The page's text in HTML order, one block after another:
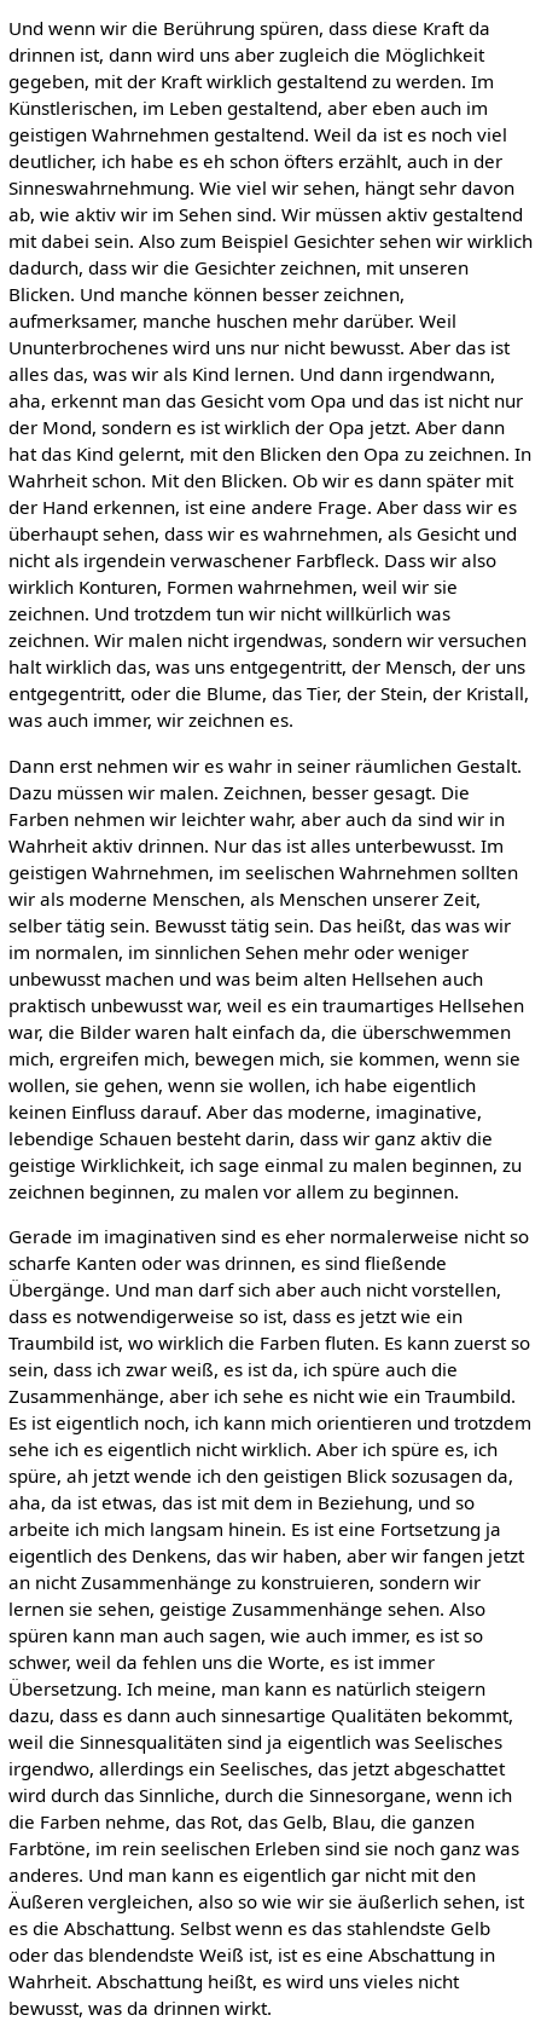
Und wenn wir die Berührung spüren, dass diese Kraft da
drinnen ist, dann wird uns aber zugleich die Möglichkeit
gegeben, mit der Kraft wirklich gestaltend zu werden. Im
Künstlerischen, im Leben gestaltend, aber eben auch im
geistigen Wahrnehmen gestaltend. Weil da ist es noch viel
deutlicher, ich habe es eh schon öfters erzählt, auch in der
Sinneswahrnehmung. Wie viel wir sehen, hängt sehr davon
ab, wie aktiv wir im Sehen sind. Wir müssen aktiv gestaltend
mit dabei sein. Also zum Beispiel Gesichter sehen wir wirklich
dadurch, dass wir die Gesichter zeichnen, mit unseren
Blicken. Und manche können besser zeichnen,
aufmerksamer, manche huschen mehr darüber. Weil
Ununterbrochenes wird uns nur nicht bewusst. Aber das ist
alles das, was wir als Kind lernen. Und dann irgendwann,
aha, erkennt man das Gesicht vom Opa und das ist nicht nur
der Mond, sondern es ist wirklich der Opa jetzt. Aber dann
hat das Kind gelernt, mit den Blicken den Opa zu zeichnen. In
Wahrheit schon. Mit den Blicken. Ob wir es dann später mit
der Hand erkennen, ist eine andere Frage. Aber dass wir es
überhaupt sehen, dass wir es wahrnehmen, als Gesicht und
nicht als irgendein verwaschener Farbfleck. Dass wir also
wirklich Konturen, Formen wahrnehmen, weil wir sie
zeichnen. Und trotzdem tun wir nicht willkürlich was
zeichnen. Wir malen nicht irgendwas, sondern wir versuchen
halt wirklich das, was uns entgegentritt, der Mensch, der uns
entgegentritt, oder die Blume, das Tier, der Stein, der Kristall,
was auch immer, wir zeichnen es.
Dann erst nehmen wir es wahr in seiner räumlichen Gestalt.
Dazu müssen wir malen. Zeichnen, besser gesagt. Die
Farben nehmen wir leichter wahr, aber auch da sind wir in
Wahrheit aktiv drinnen. Nur das ist alles unterbewusst. Im
geistigen Wahrnehmen, im seelischen Wahrnehmen sollten
wir als moderne Menschen, als Menschen unserer Zeit,
selber tätig sein. Bewusst tätig sein. Das heißt, das was wir
im normalen, im sinnlichen Sehen mehr oder weniger
unbewusst machen und was beim alten Hellsehen auch
praktisch unbewusst war, weil es ein traumartiges Hellsehen
war, die Bilder waren halt einfach da, die überschwemmen
mich, ergreifen mich, bewegen mich, sie kommen, wenn sie
wollen, sie gehen, wenn sie wollen, ich habe eigentlich
keinen Einfluss darauf. Aber das moderne, imaginative,
lebendige Schauen besteht darin, dass wir ganz aktiv die
geistige Wirklichkeit, ich sage einmal zu malen beginnen, zu
zeichnen beginnen, zu malen vor allem zu beginnen.
Gerade im imaginativen sind es eher normalerweise nicht so
scharfe Kanten oder was drinnen, es sind fließende
Übergänge. Und man darf sich aber auch nicht vorstellen,
dass es notwendigerweise so ist, dass es jetzt wie ein
Traumbild ist, wo wirklich die Farben fluten. Es kann zuerst so
sein, dass ich zwar weiß, es ist da, ich spüre auch die
Zusammenhänge, aber ich sehe es nicht wie ein Traumbild.
Es ist eigentlich noch, ich kann mich orientieren und trotzdem
sehe ich es eigentlich nicht wirklich. Aber ich spüre es, ich
spüre, ah jetzt wende ich den geistigen Blick sozusagen da,
aha, da ist etwas, das ist mit dem in Beziehung, und so
arbeite ich mich langsam hinein. Es ist eine Fortsetzung ja
eigentlich des Denkens, das wir haben, aber wir fangen jetzt
an nicht Zusammenhänge zu konstruieren, sondern wir
lernen sie sehen, geistige Zusammenhänge sehen. Also
spüren kann man auch sagen, wie auch immer, es ist so
schwer, weil da fehlen uns die Worte, es ist immer
Übersetzung. Ich meine, man kann es natürlich steigern
dazu, dass es dann auch sinnesartige Qualitäten bekommt,
weil die Sinnesqualitäten sind ja eigentlich was Seelisches
irgendwo, allerdings ein Seelisches, das jetzt abgeschattet
wird durch das Sinnliche, durch die Sinnesorgane, wenn ich
die Farben nehme, das Rot, das Gelb, Blau, die ganzen
Farbtöne, im rein seelischen Erleben sind sie noch ganz was
anderes. Und man kann es eigentlich gar nicht mit den
Äußeren vergleichen, also so wie wir sie äußerlich sehen, ist
es die Abschattung. Selbst wenn es das stahlendste Gelb
oder das blendendste Weiß ist, ist es eine Abschattung in
Wahrheit. Abschattung heißt, es wird uns vieles nicht
bewusst, was da drinnen wirkt.